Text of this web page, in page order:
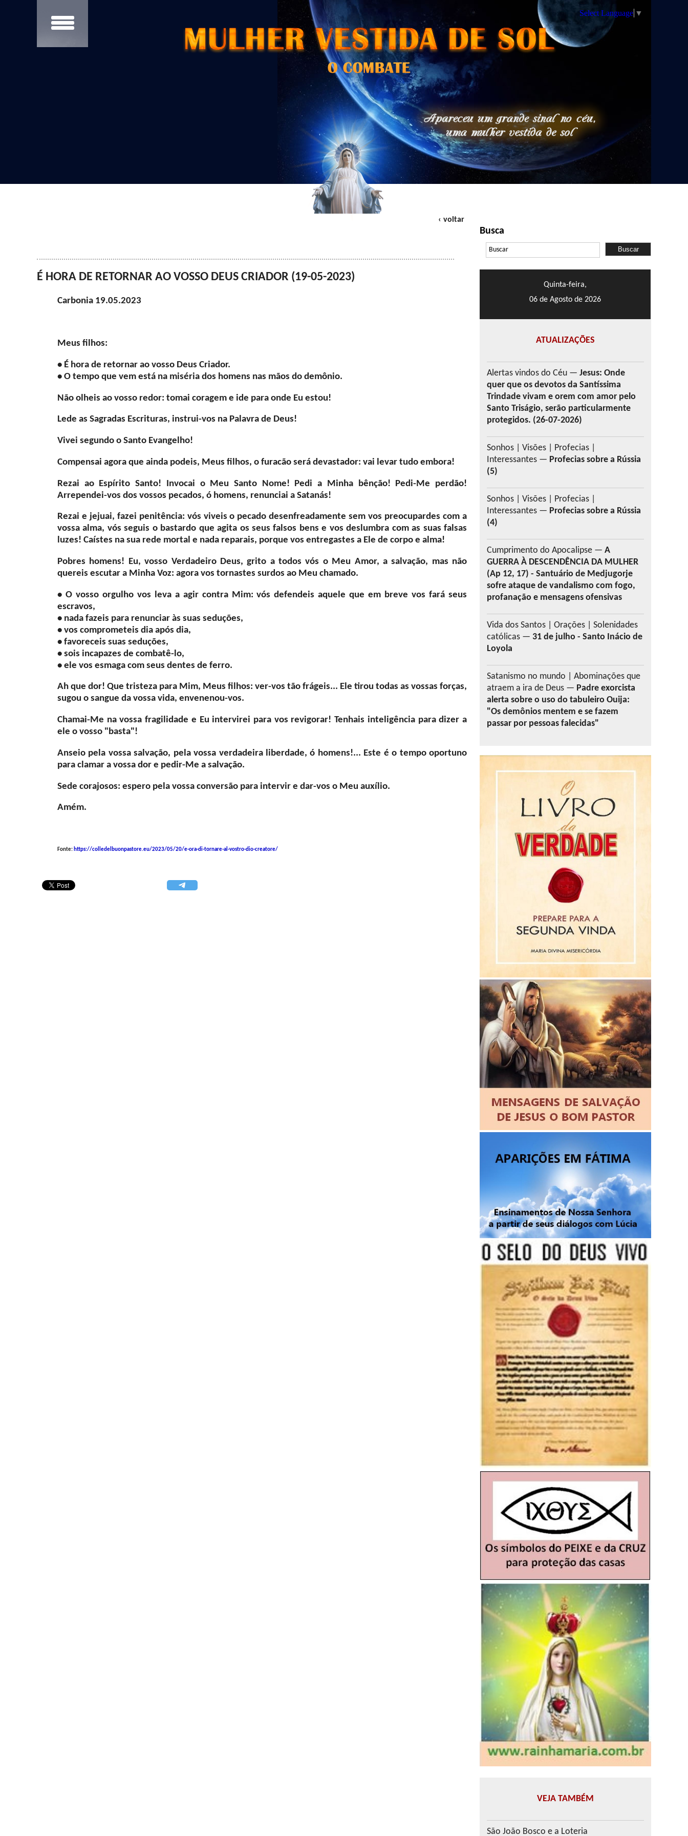
Select Language ▼
‹ voltar
É HORA DE RETORNAR AO VOSSO DEUS CRIADOR (19-05-2023)
Carbonia 19.05.2023
Meus filhos:
• É hora de retornar ao vosso Deus Criador.
• O tempo que vem está na miséria dos homens nas mãos do demônio.
Não olheis ao vosso redor: tomai coragem e ide para onde Eu estou!
Lede as Sagradas Escrituras, instrui-vos na Palavra de Deus!
Vivei segundo o Santo Evangelho!
Compensai agora que ainda podeis, Meus filhos, o furacão será devastador: vai levar tudo embora!
Rezai ao Espírito Santo! Invocai o Meu Santo Nome! Pedi a Minha bênção! Pedi-Me perdão!
Arrependei-vos dos vossos pecados, ó homens, renunciai a Satanás!
Rezai e jejuai, fazei penitência: vós viveis o pecado desenfreadamente sem vos preocupardes com a
vossa alma, vós seguis o bastardo que agita os seus falsos bens e vos deslumbra com as suas falsas
luzes! Caístes na sua rede mortal e nada reparais, porque vos entregastes a Ele de corpo e alma!
Pobres homens! Eu, vosso Verdadeiro Deus, grito a todos vós o Meu Amor, a salvação, mas não
quereis escutar a Minha Voz: agora vos tornastes surdos ao Meu chamado.
• O vosso orgulho vos leva a agir contra Mim: vós defendeis aquele que em breve vos fará seus
escravos,
• nada fazeis para renunciar às suas seduções,
• vos comprometeis dia após dia,
• favoreceis suas seduções,
• sois incapazes de combatê-lo,
• ele vos esmaga com seus dentes de ferro.
Ah que dor! Que tristeza para Mim, Meus filhos: ver-vos tão frágeis... Ele tirou todas as vossas forças,
sugou o sangue da vossa vida, envenenou-vos.
Chamai-Me na vossa fragilidade e Eu intervirei para vos revigorar! Tenhais inteligência para dizer a
ele o vosso "basta"!
Anseio pela vossa salvação, pela vossa verdadeira liberdade, ó homens!... Este é o tempo oportuno
para clamar a vossa dor e pedir-Me a salvação.
Sede corajosos: espero pela vossa conversão para intervir e dar-vos o Meu auxílio.
Amém.
Fonte: https://colledelbuonpastore.eu/2023/05/20/e-ora-di-tornare-al-vostro-dio-creatore/
Busca
Quinta-feira,
06 de Agosto de 2026
ATUALIZAÇÕES
Alertas vindos do Céu — Jesus: Onde
quer que os devotos da Santíssima
Trindade vivam e orem com amor pelo
Santo Triságio, serão particularmente
protegidos. (26-07-2026)
Sonhos | Visões | Profecias |
Interessantes — Profecias sobre a Rússia
(5)
Sonhos | Visões | Profecias |
Interessantes — Profecias sobre a Rússia
(4)
Cumprimento do Apocalipse — A
GUERRA À DESCENDÊNCIA DA MULHER
(Ap 12, 17) - Santuário de Medjugorje
sofre ataque de vandalismo com fogo,
profanação e mensagens ofensivas
Vida dos Santos | Orações | Solenidades
católicas — 31 de julho - Santo Inácio de
Loyola
Satanismo no mundo | Abominações que
atraem a ira de Deus — Padre exorcista
alerta sobre o uso do tabuleiro Ouija:
"Os demônios mentem e se fazem
passar por pessoas falecidas"
VEJA TAMBÉM
São João Bosco e a Loteria